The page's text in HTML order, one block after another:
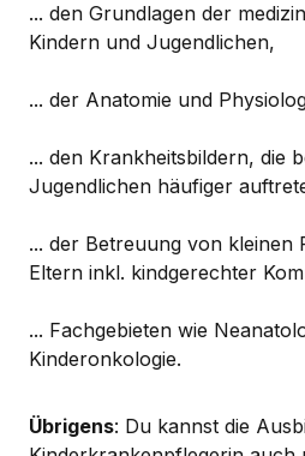
... den Grundlagen der
Kindern und Jugendlichen,
... der Anatomie und
... den Krankheitsbildern, die
Jugendlichen häufiger
... der Betreuung von kleinen
Eltern inkl. kindgerechter
... Fachgebieten wie
Kinderonkologie.
Übrigens: Du kannst die